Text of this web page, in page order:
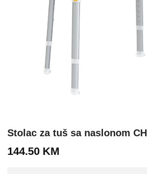
Stolac za tuš sa naslonom CH
144.50 KM